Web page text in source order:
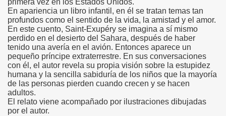
primera vez en los Estados Unidos.
En apariencia un libro infantil, en él se tratan temas tan
profundos como el sentido de la vida, la amistad y el amor.
En este cuento, Saint-Exupéry se imagina a sí mismo
perdido en el desierto del Sahara, después de haber
tenido una avería en el avión. Entonces aparece un
pequeño príncipe extraterrestre. En sus conversaciones
con él, el autor revela su propia visión sobre la estupidez
humana y la sencilla sabiduría de los niños que la mayoría
de las personas pierden cuando crecen y se hacen
adultos.
El relato viene acompañado por ilustraciones dibujadas
por el autor.